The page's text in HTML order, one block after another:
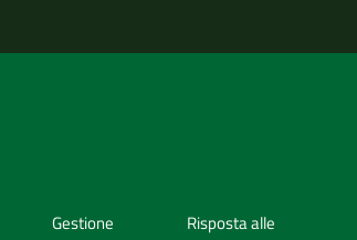
Gestione
Risposta alle